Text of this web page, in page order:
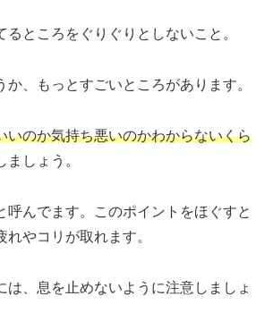
るところをぐりぐりとしないこと。
か、もっとすごいところがあります。
いのか気持ち悪いのかわからないくら
ましょう。
呼んでます。このポイントをほぐすと
れやコリが取れます。
は、息を止めないように注意しましょ